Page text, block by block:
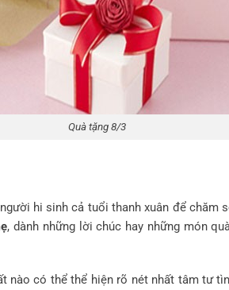
Quà tặng 8/3
hi sinh cả tuổi thanh xuân để chăm
, dành những lời chúc hay những món
nào có thể thể hiện rõ nét nhất tâm tư